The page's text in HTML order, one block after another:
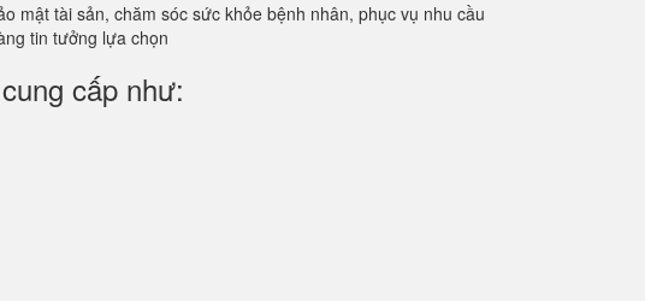
mật tài sản, chăm sóc sức khỏe bệnh nhân, phục vụ nhu cầu
tin tưởng lựa chọn
cấp như: